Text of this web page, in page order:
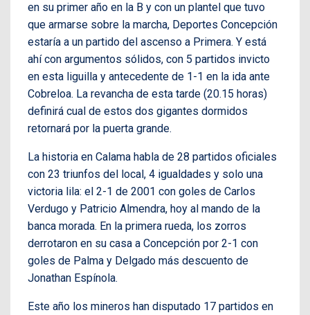
en su primer año en la B y con un plantel que tuvo
que armarse sobre la marcha, Deportes Concepción
estaría a un partido del ascenso a Primera. Y está
ahí con argumentos sólidos, con 5 partidos invicto
en esta liguilla y antecedente de 1-1 en la ida ante
Cobreloa. La revancha de esta tarde (20.15 horas)
definirá cual de estos dos gigantes dormidos
retornará por la puerta grande.
La historia en Calama habla de 28 partidos oficiales
con 23 triunfos del local, 4 igualdades y solo una
victoria lila: el 2-1 de 2001 con goles de Carlos
Verdugo y Patricio Almendra, hoy al mando de la
banca morada. En la primera rueda, los zorros
derrotaron en su casa a Concepción por 2-1 con
goles de Palma y Delgado más descuento de
Jonathan Espínola.
Este año los mineros han disputado 17 partidos en